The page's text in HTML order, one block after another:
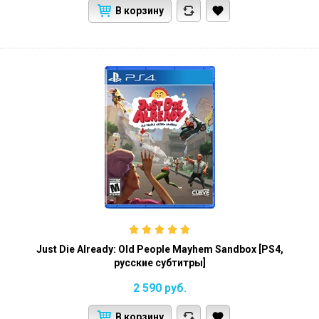
В корзину
Just Die Already: Old People Mayhem Sandbox [PS4,
русские субтитры]
2 590 руб.